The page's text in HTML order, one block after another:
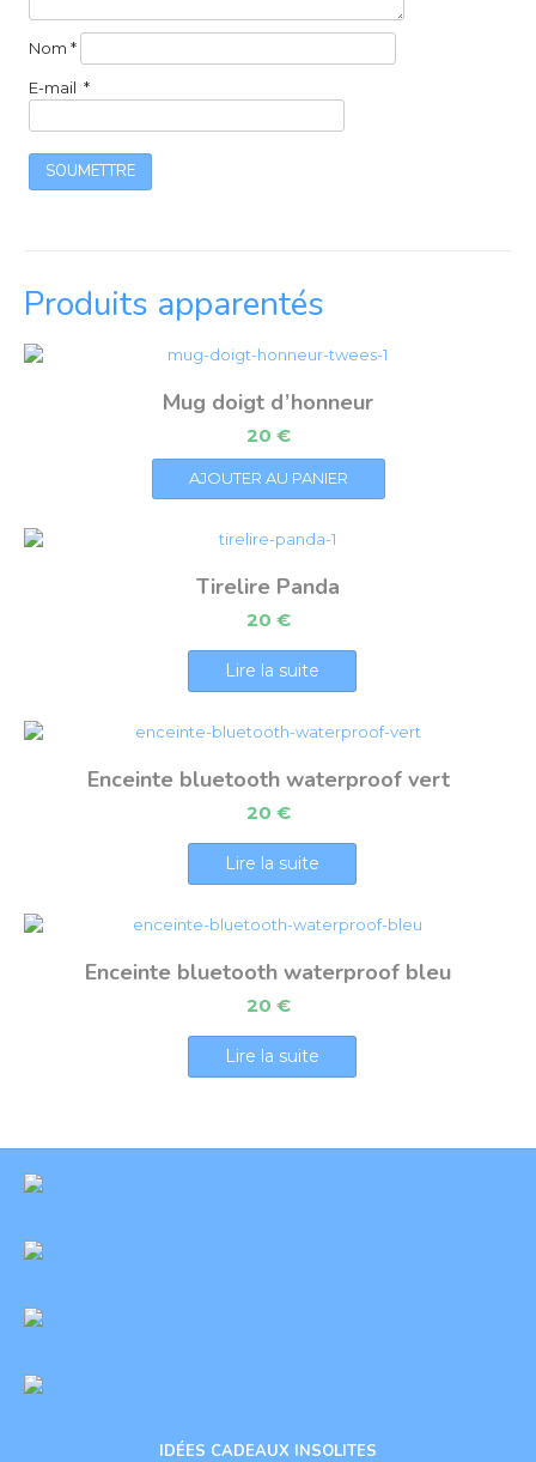
Nom*
E-mail*
Produits apparentés
Mug doigt d’honneur
20 €
AJOUTER AU PANIER
Tirelire Panda
20 €
Lire la suite
Enceinte bluetooth waterproof vert
20 €
Lire la suite
Enceinte bluetooth waterproof bleu
20 €
Lire la suite
IDÉES CADEAUX INSOLITES